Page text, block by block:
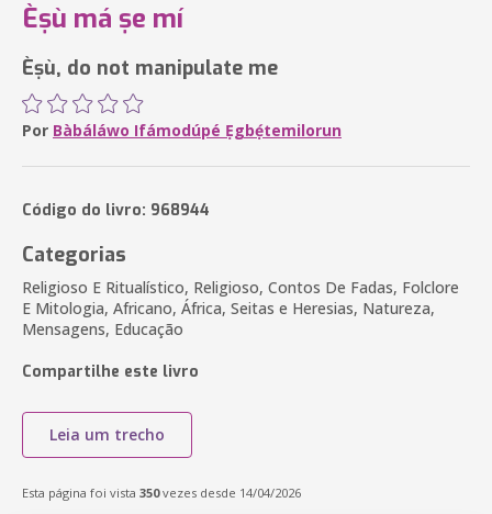
Èṣù má ṣe mí
Èṣù, do not manipulate me
Por Bàbáláwo Ifámodúpé Ẹgbẹ́temilorun
Código do livro: 968944
Categorias
Religioso E Ritualístico, Religioso, Contos De Fadas, Folclore
E Mitologia, Africano, África, Seitas e Heresias, Natureza,
Mensagens, Educação
Compartilhe este livro
Leia um trecho
Esta página foi vista 350vezes desde 14/04/2026